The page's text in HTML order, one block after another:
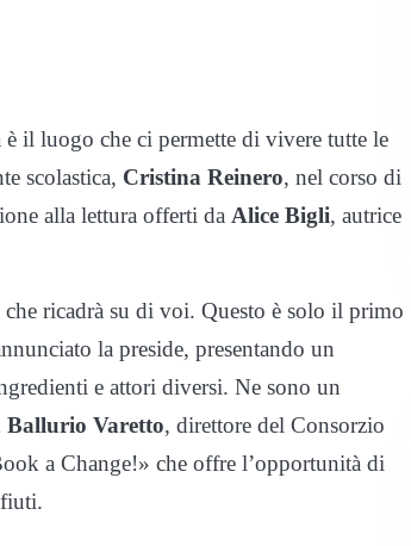
il luogo che ci permette di vivere tutte le
scolastica, Cristina Reinero, nel corso di
alla lettura offerti da Alice Bigli, autrice
ricadrà su di voi. Questo è solo il primo
la preside, presentando un
e attori diversi. Ne sono un
Ballurio Varetto, direttore del Consorzio
a Change!» che offre l’opportunità di